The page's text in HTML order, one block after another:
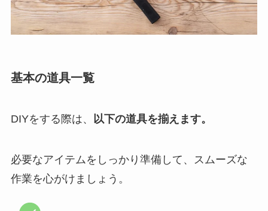
基本の道具一覧
DIYをする際は、 以下の道具を揃えます。
必要なアイテムをしっかり準備して、スムーズな
作業を心がけましょう。